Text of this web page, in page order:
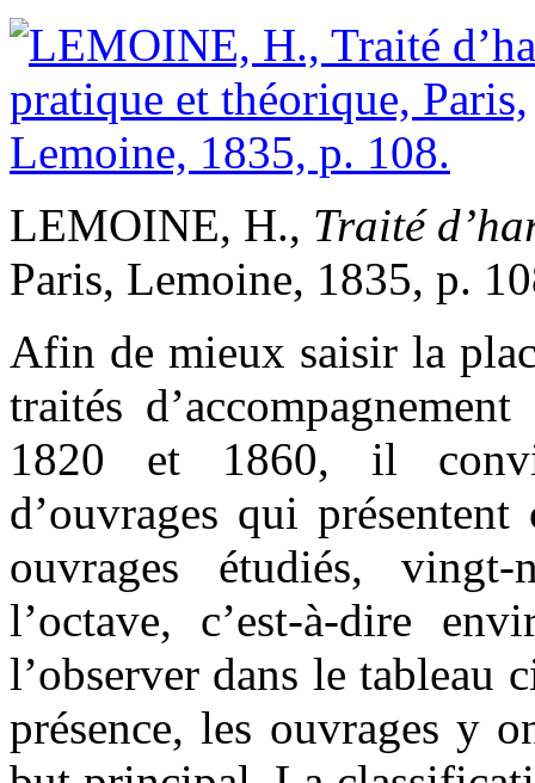
LEMOINE, H., Traité
Paris, Lemoine, 1835, p.
Afin de mieux saisir la
traités
1820 et 1860, il
d’ouvrages qui
ouvrages étudiés,
l’octave, c’est-à-dire
l’observer dans le tableau
présence, les ouvrages y